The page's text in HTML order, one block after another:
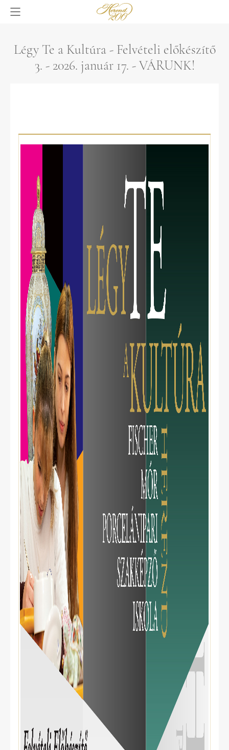
Légy Te a Kultúra - Felvételi előkészítő
3. - 2026. január 17. - VÁRUNK!